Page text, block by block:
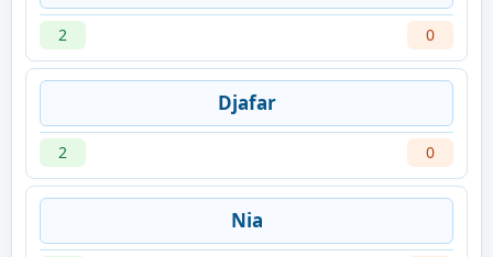
2 0
Djafar
2 0
Nia